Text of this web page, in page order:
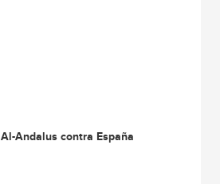
Al-Andalus contra España